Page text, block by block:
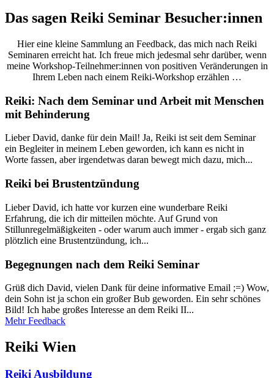
Das sagen Reiki Seminar Besucher:innen
Hier eine kleine Sammlung an Feedback, das mich nach Reiki
Seminaren erreicht hat. Ich freue mich jedesmal sehr darüber, wenn
meine Workshop-Teilnehmer:innen von positiven Veränderungen in
Ihrem Leben nach einem Reiki-Workshop erzählen …
Reiki: Nach dem Seminar und Arbeit mit Menschen
mit Behinderung
Lieber David, danke für dein Mail! Ja, Reiki ist seit dem Seminar
ein Begleiter in meinem Leben geworden, ich kann es nicht in
Worte fassen, aber irgendetwas daran bewegt mich dazu, mich...
Reiki bei Brustentzündung
Lieber David, ich hatte vor kurzen eine wunderbare Reiki
Erfahrung, die ich dir mitteilen möchte. Auf Grund von
Stillunregelmäßigkeiten - oder warum auch immer - ergab sich ganz
plötzlich eine Brustentzündung, ich...
Begegnungen nach dem Reiki Seminar
Grüß dich David, vielen Dank für deine informative Email ;=) Wow,
dein Sohn ist ja schon ein großer Bub geworden. Ein sehr schönes
Bild! Ich habe großes Interesse an dem Reiki II...
Mehr Feedback
Reiki Wien
Reiki Ausbildung